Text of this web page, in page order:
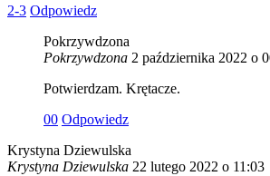
2-3 Odpowiedz
Pokrzywdzona
Pokrzywdzona 2 października 2022 o
Potwierdzam. Krętacze.
00 Odpowiedz
Krystyna Dziewulska
Krystyna Dziewulska 22 lutego 2022 o 11:03